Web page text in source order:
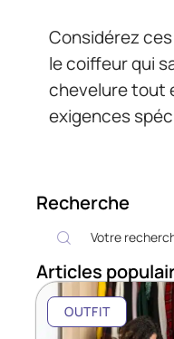
Considérez
le coiffeur qui
chevelure tout
exigences
Recherche
Articles
OUTFIT